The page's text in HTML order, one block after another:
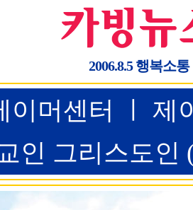
2006.8.5 행복소통
이머센터 ㅣ 제
인 그리스도인